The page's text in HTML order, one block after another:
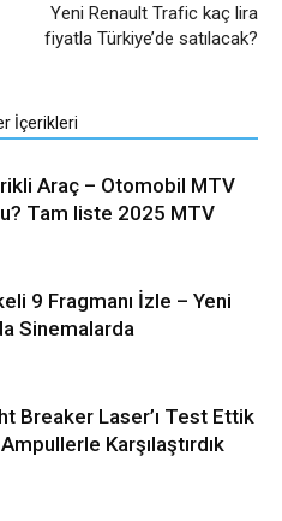
Yeni Renault Trafic kaç lira
fiyatla Türkiye’de satılacak?
İçerikleri
Araç – Otomobil MTV
Tam liste 2025 MTV
9 Fragmanı İzle – Yeni
Sinemalarda
Breaker Laser’ı Test Ettik
Karşılaştırdık